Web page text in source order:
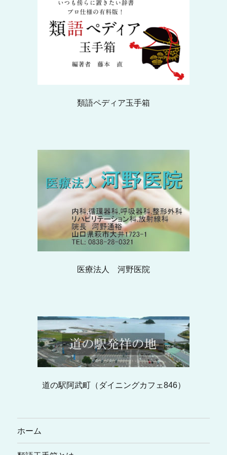
類語ペディア玉手箱
医療法人 河野医院
道の駅阿武町（ダイニングカフェ846）
ホーム